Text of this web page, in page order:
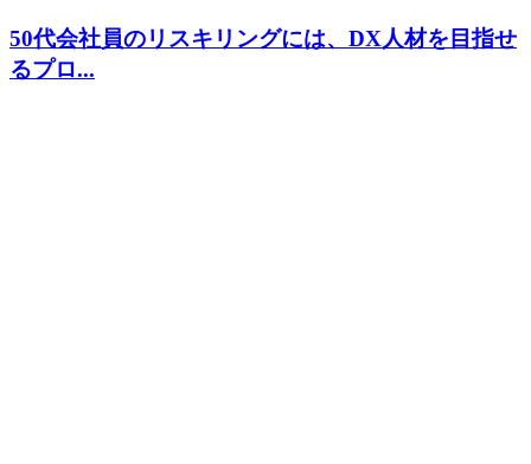
50代会社員のリスキリングには、DX人材を目指せ
るプロ...